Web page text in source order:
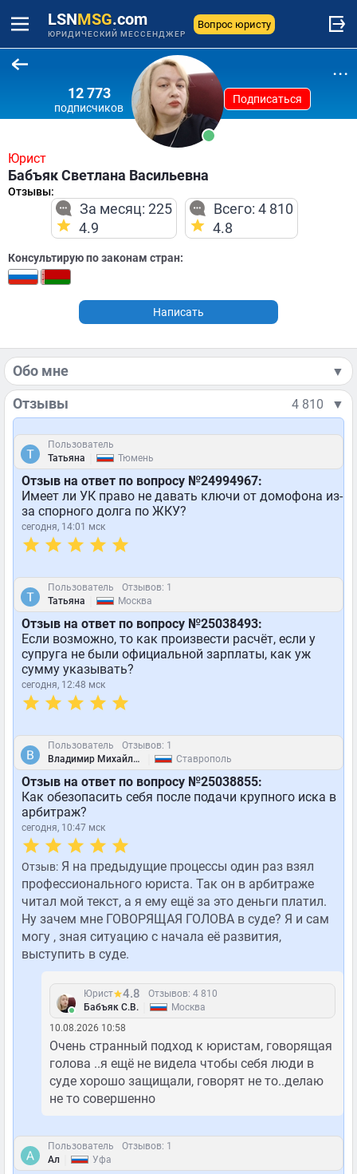
LSNMSG.com
ЮРИДИЧЕСКИЙ МЕССЕНДЖЕР
Вопрос юристу
12 773
подписчиков
Подписаться
...
Юрист
Бабъяк Светлана Васильевна
Отзывы:
За месяц: 225
4.9
Всего: 4 810
4.8
Консультирую по законам стран:
Написать
Обо мне ▼
Отзывы 4 810 ▼
Пользователь
Татьяна
Тюмень
Отзыв на ответ по вопросу №24994967:
Имеет ли УК право не давать ключи от домофона из-
за спорного долга по ЖКУ?
сегодня, 14:01 мск
Пользователь
Отзывов: 1
Татьяна
Москва
Отзыв на ответ по вопросу №25038493:
Если возможно, то как произвести расчёт, если у
супруга не были официальной зарплаты, как уж
сумму указывать?
сегодня, 12:48 мск
Пользователь
Отзывов: 1
Владимир Михайлович
Ставрополь
Отзыв на ответ по вопросу №25038855:
Как обезопасить себя после подачи крупного иска в
арбитраж?
сегодня, 10:47 мск
Отзыв: Я на предыдущие процессы один раз взял
профессионального юриста. Так он в арбитраже
читал мой текст, а я ему ещё за это деньги платил.
Ну зачем мне ГОВОРЯЩАЯ ГОЛОВА в суде? Я и сам
могу , зная ситуацию с начала её развития,
выступить в суде.
Юрист 4.8
Отзывов: 4 810
Бабъяк С.В.
Москва
10.08.2026 10:58
Очень странный подход к юристам, говорящая
голова ..я ещё не видела чтобы себя люди в
суде хорошо защищали, говорят не то..делаю
не то совершенно
Пользователь
Отзывов: 1
Ал
Уфа